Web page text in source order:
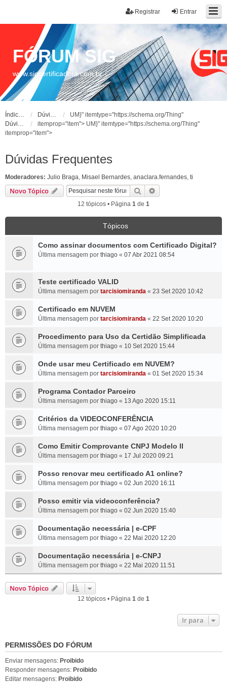
Entrar
Registrar
FÓRUM SIG
www.sigcertificadora.com.br
Índice do fórum Dúvidas Frequentes
UM}" itemtype="https://schema.org/Thing"
itemprop="item">
Dúvidas Frequentes
UM}" itemtype="https://schema.org/Thing"
itemprop="item">
Dúvidas Frequentes
Moderadores: Julio Braga, Misael Bernardes, anaclara.fernandes, ti
Novo Tópico Pesquisar
12 tópicos • Página 1 de 1
Tópicos
Como assinar documentos com Certificado Digital?
Última mensagem por thiago « 07 Abr 2021 08:54
Teste certificado VALID
Última mensagem por tarcisiomiranda « 23 Set 2020 10:42
Certificado em NUVEM
Última mensagem por tarcisiomiranda « 22 Set 2020 10:20
Procedimento para Uso da Certidão Simplificada
Última mensagem por thiago « 10 Set 2020 15:44
Onde usar meu Certificado em NUVEM?
Última mensagem por tarcisiomiranda « 01 Set 2020 15:34
Programa Contador Parceiro
Última mensagem por thiago « 13 Ago 2020 15:11
Critérios da VIDEOCONFERÊNCIA
Última mensagem por thiago « 07 Ago 2020 10:20
Como Emitir Comprovante CNPJ Modelo II
Última mensagem por thiago « 17 Jul 2020 09:21
Posso renovar meu certificado A1 online?
Última mensagem por thiago « 02 Jun 2020 16:11
Posso emitir via videoconferência?
Última mensagem por thiago « 02 Jun 2020 15:40
Documentação necessária | e-CPF
Última mensagem por thiago « 22 Mai 2020 12:20
Documentação necessária | e-CNPJ
Última mensagem por thiago « 22 Mai 2020 11:51
Novo Tópico
12 tópicos • Página 1 de 1
Ir para
PERMISSÕES DO FÓRUM
Enviar mensagens: Proibido
Responder mensagens: Proibido
Editar mensagens: Proibido